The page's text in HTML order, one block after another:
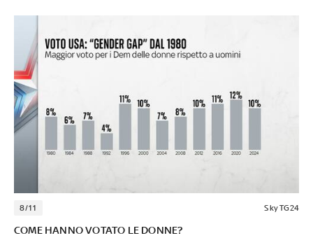
8/11 Sky TG24
COME HANNO VOTATO LE DONNE?